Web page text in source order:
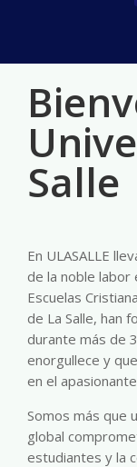
Salle
En ULASALLE
de la noble labor
Escuelas
de La Salle, han
durante más de
enorgullece y
en el
Somos más que
global
estudiantes y la